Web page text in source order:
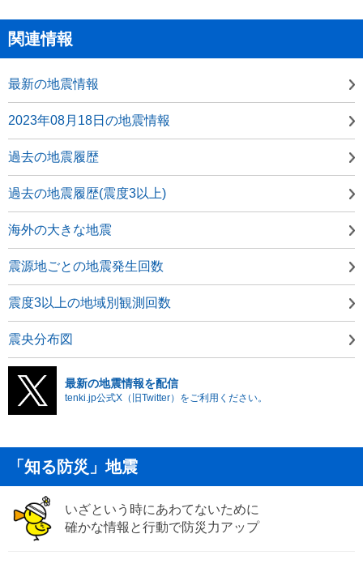
関連情報
最新の地震情報
2023年08月18日の地震情報
過去の地震履歴
過去の地震履歴(震度3以上)
海外の大きな地震
震源地ごとの地震発生回数
震度3以上の地域別観測回数
震央分布図
最新の地震情報を配信
tenki.jp公式X（旧Twitter）をご利用ください。
「知る防災」地震
いざという時にあわてないために
確かな情報と行動で防災力アップ